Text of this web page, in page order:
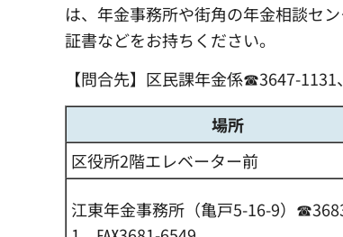
は、年金事務所や街角の年金相談セ
証書などをお持ちください。
【問合先】区民課年金係☎3647-
場所
区役所2階エレベーター前
江東年金事務所（亀戸5-16-9）